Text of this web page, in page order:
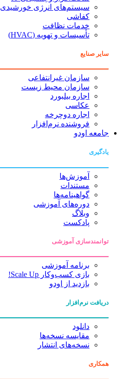
سیستم‌های انرژی خورشیدی
کفاشی
خدمات نظافت
تأسیسات و تهویه (HVAC)
سایر صنایع
سازمان غیرانتفاعی
سازمان محیط زیست
اجاره بیلبورد
عکاسی
اجاره دوچرخه
فروشنده نرم‌افزار
جامعه اودو
یادگیری
آموزش‌ها
مستندات
گواهینامه‌ها
دوره‌های آموزشی
وبلاگ
پادکست
توانمندسازی آموزشی
برنامه آموزشی
بازی کسب‌وکار Scale Up!
بازدید از اودو
دریافت نرم‌افزار
دانلود
مقایسه نسخه‌ها
نسخه‌های انتشار
همکاری